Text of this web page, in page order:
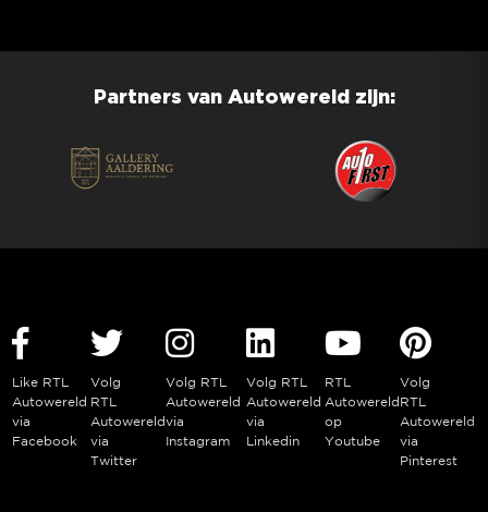
Partners van Autowereld zijn:
Like RTL
Autowereld
via
Facebook
Volg
RTL
Autowereld
via
Twitter
Volg RTL
Autowereld
via
Instagram
Volg RTL
Autowereld
via
Linkedin
RTL
Autowereld
op
Youtube
Volg
RTL
Autowereld
via
Pinterest